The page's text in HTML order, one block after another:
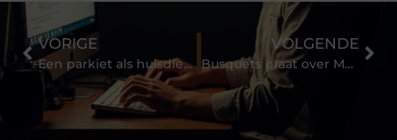
VORIGE
Een parkiet als huisdier: dit heb je nodig
VOLGENDE
Busquets praat over Messi, Pedri, Xavi, Araujo, Gavi, Barcelona DNA en pensioen